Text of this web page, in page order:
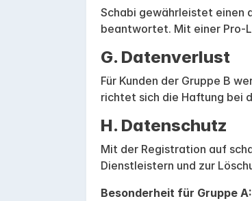
Schabi gewährleistet einen
beantwortet. Mit einer Pro-
G. Datenverlust
Für Kunden der Gruppe B
richtet sich die Haftung bei
H. Datenschutz
Mit der Registration auf
Dienstleistern und zur
Besonderheit für Gruppe A: